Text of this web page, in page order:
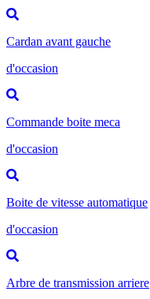
Cardan avant gauche
d'occasion
Commande boite meca
d'occasion
Boite de vitesse automatique
d'occasion
Arbre de transmission arriere